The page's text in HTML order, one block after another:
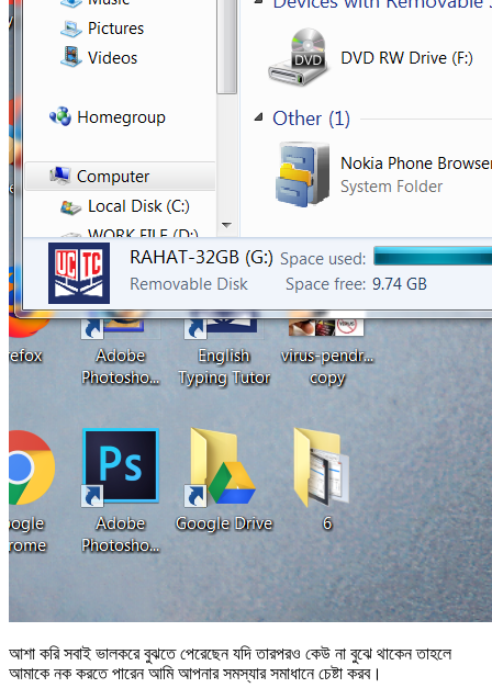
আশা করি সবাই ভালকরে বুঝতে পেরেছেন যদি তারপরও কেউ না বুঝে থাকেন তাহলে
আমাকে নক করতে পারেন আমি আপনার সমস্যার সমাধানে চেষ্টা করব।